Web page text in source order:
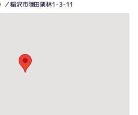
／稲沢市陸田栗林1-3-11